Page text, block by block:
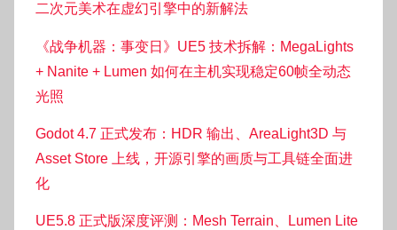
二次元美术在虚幻引擎中的新解法
《战争机器：事变日》UE5 技术拆解：MegaLights
+ Nanite + Lumen 如何在主机实现稳定60帧全动态
光照
Godot 4.7 正式发布：HDR 输出、AreaLight3D 与
Asset Store 上线，开源引擎的画质与工具链全面进
化
UE5.8 正式版深度评测：Mesh Terrain、Lumen Lite